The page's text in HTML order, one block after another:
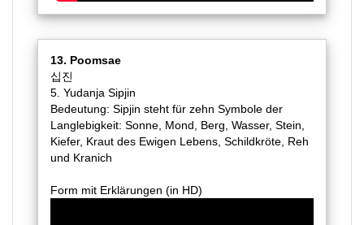
13. Poomsae
십진
5. Yudanja Sipjin
Bedeutung: Sipjin steht für zehn Symbole der
Langlebigkeit: Sonne, Mond, Berg, Wasser, Stein,
Kiefer, Kraut des Ewigen Lebens, Schildkröte, Reh
und Kranich
Form mit Erklärungen (in HD)